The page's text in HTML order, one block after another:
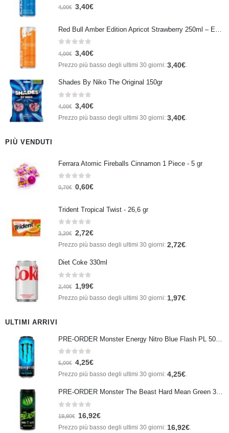
Su 5
4,00€ 3,40€
Red Bull Amber Edition Apricot Strawberry 250ml – Energy Drink Albicocca e Fragola
Su 5
4,00€ 3,40€
Prezzo più basso degli ultimi 30 giorni: 3,40€
Shades By Niko The Original 150gr
Su 5
4,00€ 3,40€
Prezzo più basso degli ultimi 30 giorni: 3,40€.
PIÙ VENDUTI
Ferrara Atomic Fireballs Cinnamon 1 Piece - 5 gr
Su 5
0,70€ 0,60€
Trident Tropical Twist - 26,6 gr
Su 5
3,20€ 2,72€
Prezzo più basso degli ultimi 30 giorni: 2,72€.
Diet Coke 330ml
Su 5
2,40€ 1,99€
Prezzo più basso degli ultimi 30 giorni: 1,97€.
ULTIMI ARRIVI
Su 5
5,00€ 4,25€
Prezzo più basso degli ultimi 30 giorni: 4,25€.
PRE-ORDER Monster The Beast Hard Mean Green 355 ml IN ARRIVO ENTRO IL 21 SETTEMBRE
Su 5
19,90€ 16,92€
Prezzo più basso degli ultimi 30 giorni: 16,92€